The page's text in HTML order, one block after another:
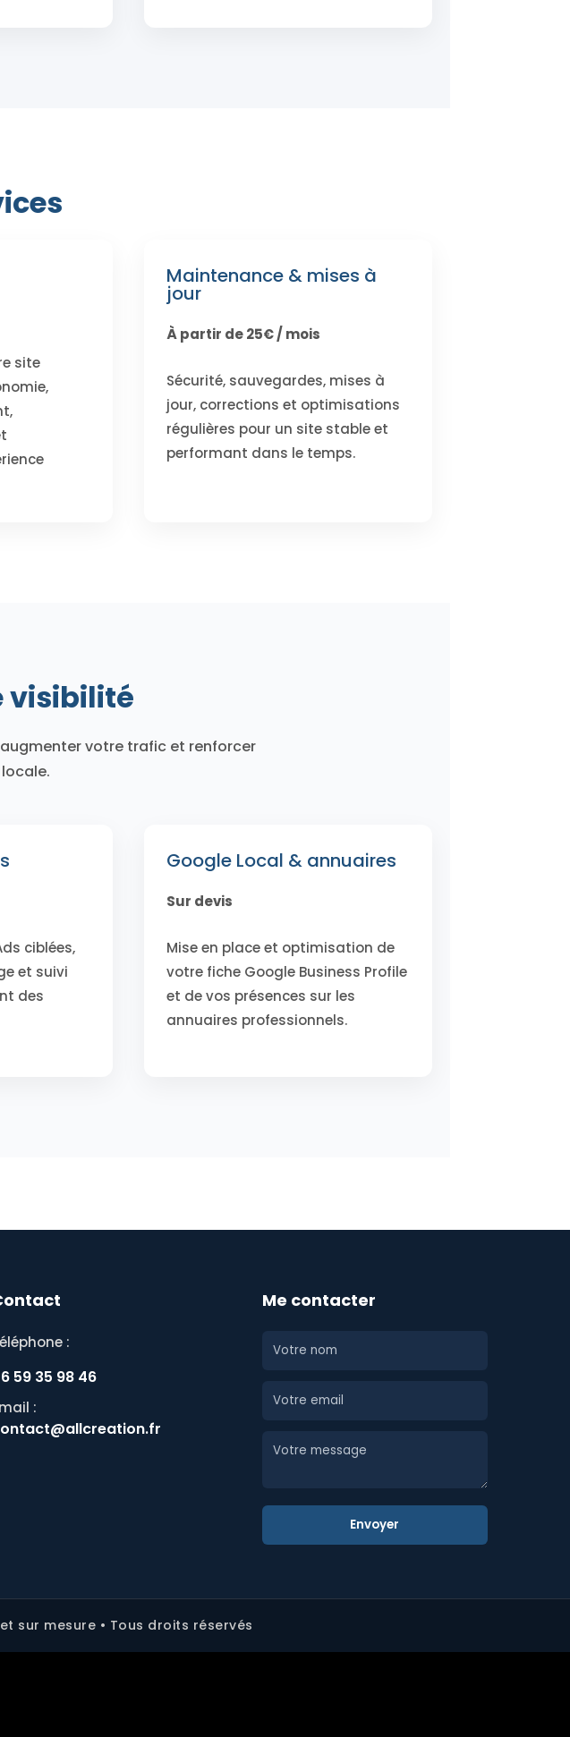
site
Maintenance & mises à
jour
À partir de 25€ / mois
Sécurité, sauvegardes, mises à
jour, corrections et optimisations
régulières pour un site stable et
performant dans le temps.
visibilité
votre trafic et renforcer
ciblées,
et suivi
des
Google Local & annuaires
Sur devis
Mise en place et optimisation de
votre fiche Google Business Profile
et de vos présences sur les
annuaires professionnels.
:
59 35 98 46
:
Me contacter
Envoyer
sur mesure • Tous droits réservés